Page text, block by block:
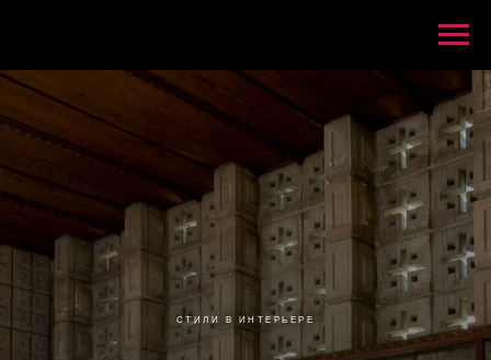
СТИЛИ В ИНТЕРЬЕРЕ